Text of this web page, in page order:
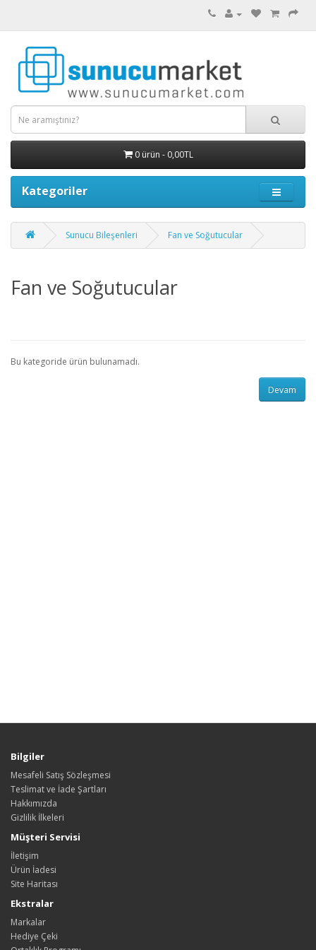
0 ürün - 0,00TL
Kategoriler
Sunucu Bileşenleri Fan ve Soğutucular
Fan ve Soğutucular
Bu kategoride ürün bulunamadı.
Devam
Bilgiler
Mesafeli Satış Sözleşmesi
Teslimat ve İade Şartları
Hakkımızda
Gizlilik İlkeleri
Müşteri Servisi
İletişim
Ürün İadesi
Site Haritası
Ekstralar
Markalar
Hediye Çeki